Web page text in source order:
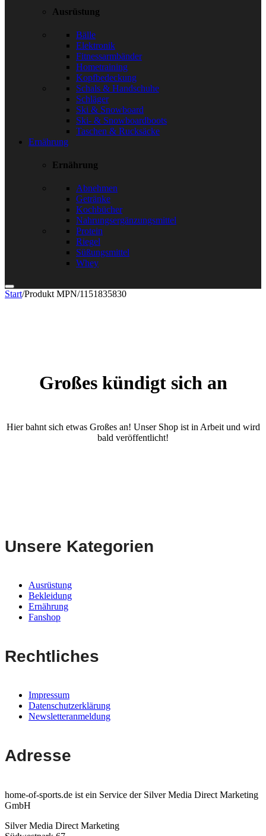
Ausrüstung
Bälle
Elektronik
Fitnessarmbänder
Hometraining
Kopfbedeckung
Schals & Handschuhe
Schläger
Ski & Snowboard
Ski- & Snowboardboots
Taschen & Rucksäcke
Ernährung
Ernährung
Abnehmen
Getränke
Kochbücher
Nahrungsergänzungsmittel
Protein
Riegel
Süßungsmittel
Whey
Start/Produkt MPN/1151835830
Großes kündigt sich an
Hier bahnt sich etwas Großes an! Unser Shop ist in Arbeit und wird
bald veröffentlicht!
Unsere Kategorien
Ausrüstung
Bekleidung
Ernährung
Fanshop
Rechtliches
Impressum
Datenschutzerklärung
Newsletteranmeldung
Adresse
home-of-sports.de ist ein Service der Silver Media Direct Marketing
GmbH
Silver Media Direct Marketing